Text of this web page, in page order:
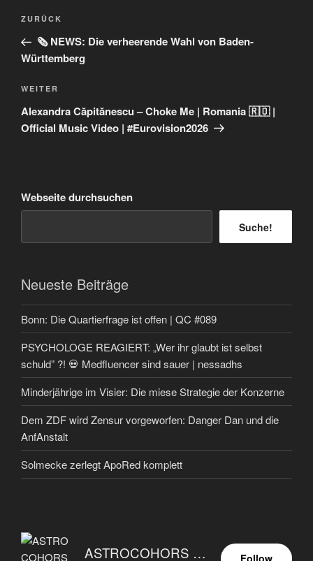
Beitragsnavigation
Vorheriger
Beitrag
ZURÜCK
🗞️ NEWS: Die verheerende Wahl von Baden-
Württemberg
Nächster
Beitrag
WEITER
Alexandra Căpitănescu – Choke Me | Romania 🇷🇴 |
Official Music Video | #Eurovision2026
Webseite durchsuchen
Suche!
Neueste Beiträge
Bonn: Die Quartierfrage ist offen | QC #089
PSYCHOLOGE REAGIERT: „Wer ihr glaubt ist selbst
schuld” ?! 💀 Medfluencer sind sauer | nessadhs
Minderjährige im Visier: Die miese Strategie der Konzerne
Dem ZDF wird Zensur vorgeworfen: Danger Dan und die
AnfAnstalt
Solmecke zerlegt ApoRed komplett
ASTROCOHORS EUNOIA ULTIMA